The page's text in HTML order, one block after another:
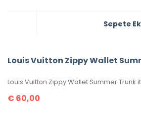
Sepete
€ 60,00